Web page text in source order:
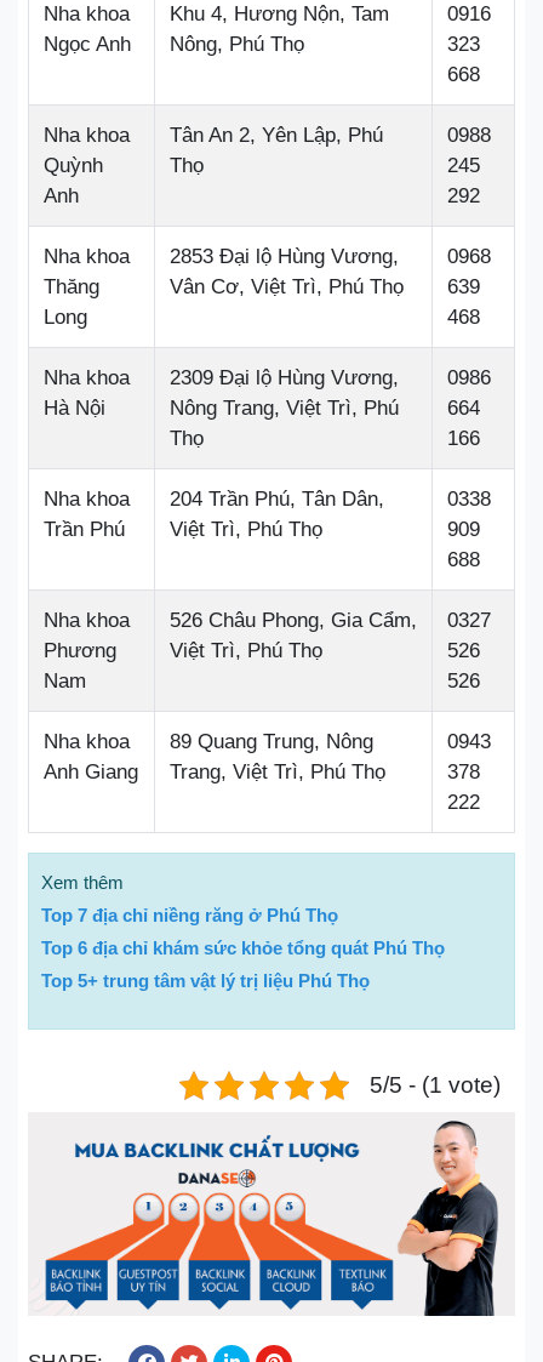
Nha khoa
Ngọc Anh
Khu 4, Hương Nộn, Tam
Nông, Phú Thọ
0916
323
668
Nha khoa
Quỳnh
Anh
Tân An 2, Yên Lập, Phú
Thọ
0988
245
292
Nha khoa
Thăng
Long
2853 Đại lộ Hùng Vương,
Vân Cơ, Việt Trì, Phú Thọ
0968
639
468
Nha khoa
Hà Nội
2309 Đại lộ Hùng Vương,
Nông Trang, Việt Trì, Phú
Thọ
0986
664
166
Nha khoa
Trần Phú
204 Trần Phú, Tân Dân,
Việt Trì, Phú Thọ
0338
909
688
Nha khoa
Phương
Nam
526 Châu Phong, Gia Cẩm,
Việt Trì, Phú Thọ
0327
526
526
Nha khoa
Anh Giang
89 Quang Trung, Nông
Trang, Việt Trì, Phú Thọ
0943
378
222
Xem thêm
Top 7 địa chỉ niềng răng ở Phú Thọ
Top 6 địa chỉ khám sức khỏe tổng quát Phú Thọ
Top 5+ trung tâm vật lý trị liệu Phú Thọ
5/5 - (1 vote)